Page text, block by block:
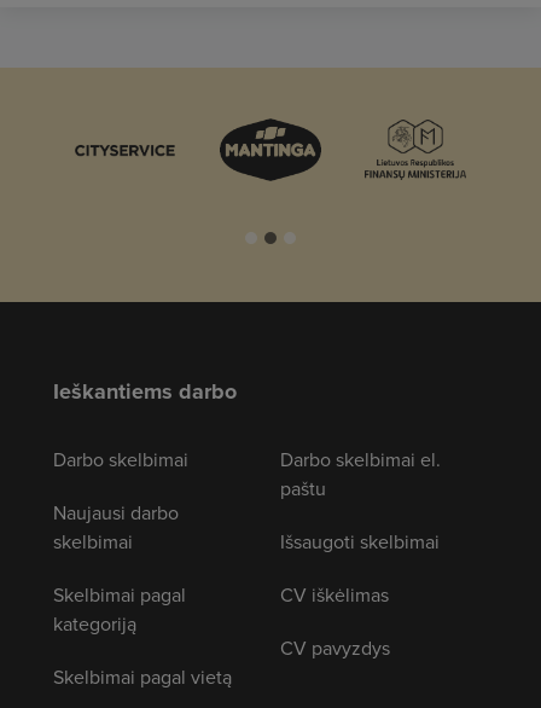
Ieškantiems darbo
Darbo skelbimai
Naujausi darbo
skelbimai
Skelbimai pagal
kategoriją
Skelbimai pagal vietą
Darbo skelbimai el.
paštu
Išsaugoti skelbimai
CV iškėlimas
CV pavyzdys